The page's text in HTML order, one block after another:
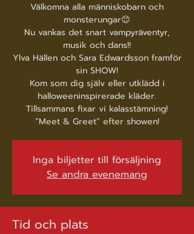
Välkomna alla människobarn och
monsterungar😊
Nu vankas det snart vampyräventyr,
musik och dans!!
Ylva Hällen och Sara Edwardsson framför
sin SHOW!
Kom som dig själv eller utklädd i
halloweeninspirerade kläder.
Tillsammans fixar vi kalasstämning!
”Meet & Greet” efter showen!
Inga biljetter till försäljning
Se andra evenemang
Tid och plats